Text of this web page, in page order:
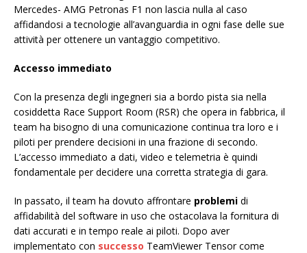
Mercedes- AMG Petronas F1 non lascia nulla al caso
affidandosi a tecnologie all’avanguardia in ogni fase delle sue
attività per ottenere un vantaggio competitivo.
Accesso immediato
Con la presenza degli ingegneri sia a bordo pista sia nella
cosiddetta Race Support Room (RSR) che opera in fabbrica, il
team ha bisogno di una comunicazione continua tra loro e i
piloti per prendere decisioni in una frazione di secondo.
L’accesso immediato a dati, video e telemetria è quindi
fondamentale per decidere una corretta strategia di gara.
In passato, il team ha dovuto affrontare problemi di
affidabilità del software in uso che ostacolava la fornitura di
dati accurati e in tempo reale ai piloti. Dopo aver
implementato con successo TeamViewer Tensor come